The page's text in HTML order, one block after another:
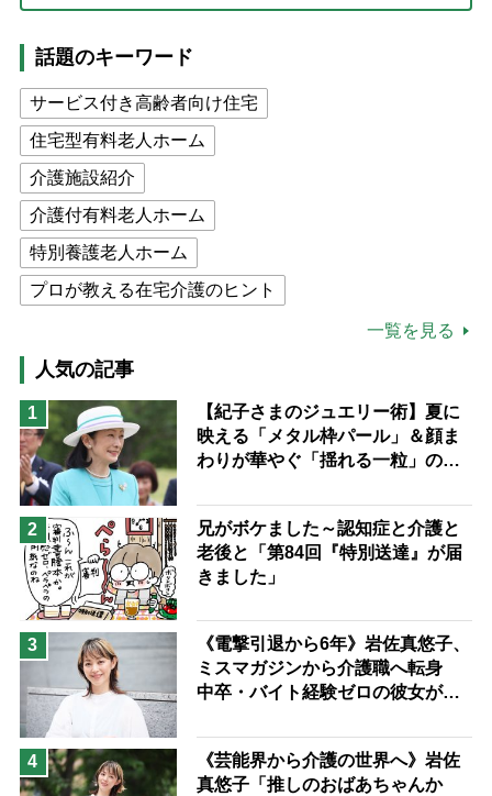
話題のキーワード
サービス付き高齢者向け住宅
住宅型有料老人ホーム
介護施設紹介
介護付有料老人ホーム
特別養護老人ホーム
プロが教える在宅介護のヒント
高木ブー
ケアマネジャー
猫が母になつきません
息子の遠距離介護サバイバル術
兄がボケました
予防法
一覧を見る
人気の記事
1
【紀子さまのジュエリー術】夏に
映える「メタル枠パール」＆顔ま
わりが華やぐ「揺れる一粒」の使
2
兄がボケました～認知症と介護と
老後と「第84回『特別送達』が届
きました」
3
《電撃引退から6年》岩佐真悠子、
ミスマガジンから介護職へ転身
中卒・バイト経験ゼロの彼女が見
ながら自分らしくいられる」
4
《芸能界から介護の世界へ》岩佐
真悠子「推しのおばあちゃんか